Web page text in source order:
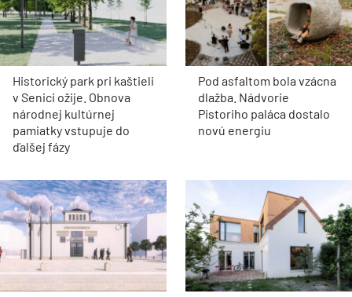
Historický park pri kaštieli
v Senici ožije. Obnova
národnej kultúrnej
pamiatky vstupuje do
ďalšej fázy
Pod asfaltom bola vzácna
dlažba. Nádvorie
Pistoriho paláca dostalo
novú energiu